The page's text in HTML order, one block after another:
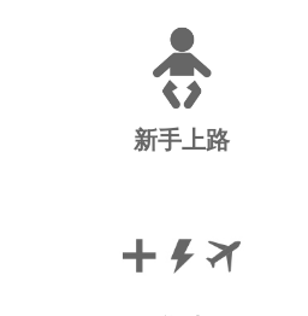
新手上路